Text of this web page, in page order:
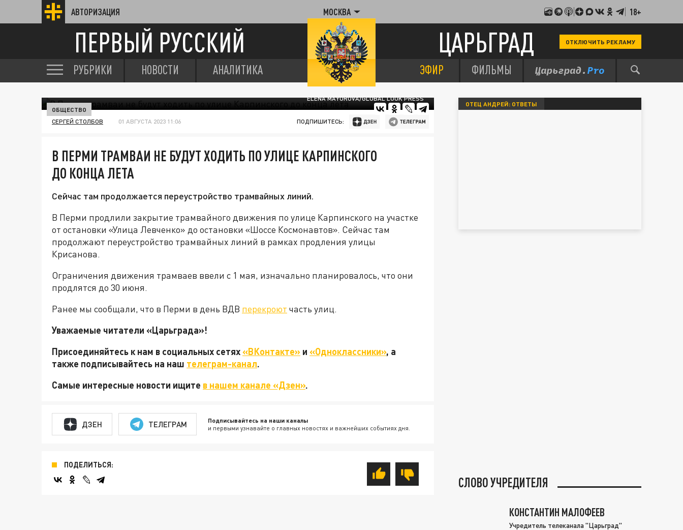
АВТОРИЗАЦИЯ МОСКВА 18+
ПЕРВЫЙ РУССКИЙ ЦАРЬГРАД ОТКЛЮЧИТЬ РЕКЛАМУ
РУБРИКИ НОВОСТИ АНАЛИТИКА ЭФИР ФИЛЬМЫ
ELENA MAYOROVA/GLOBAL LOOK PRESS
ОБЩЕСТВО
СЕРГЕЙ СТОЛБОВ 01 АВГУСТА 2023 11:06 ПОДПИШИТЕСЬ:
В ПЕРМИ ТРАМВАИ НЕ БУДУТ ХОДИТЬ ПО УЛИЦЕ КАРПИНСКОГО
ДО КОНЦА ЛЕТА
Сейчас там продолжается переустройство трамвайных линий.
В Перми продлили закрытие трамвайного движения по улице Карпинского на участке
от остановки «Улица Левченко» до остановки «Шоссе Космонавтов». Сейчас там
продолжают переустройство трамвайных линий в рамках продления улицы
Крисанова.
Ограничения движения трамваев ввели с 1 мая, изначально планировалось, что они
продлятся до 30 июня.
Ранее мы сообщали, что в Перми в день ВДВ перекроют часть улиц.
Уважаемые читатели «Царьграда»!
Присоединяйтесь к нам в социальных сетях«ВКонтакте» и «Одноклассники», а
также подписывайтесь на наш телеграм-канал.
Самые интересные новости ищите в нашем канале «Дзен».
ДЗЕН ТЕЛЕГРАМ Подписывайтесь на наши каналы
и первыми узнавайте о главных новостях и важнейших событиях дня.
ПОДЕЛИТЬСЯ:
ОТЕЦ АНДРЕЙ: ОТВЕТЫ
СЛОВО УЧРЕДИТЕЛЯ
КОНСТАНТИН МАЛОФЕЕВ
Учредитель телеканала "Царьград"